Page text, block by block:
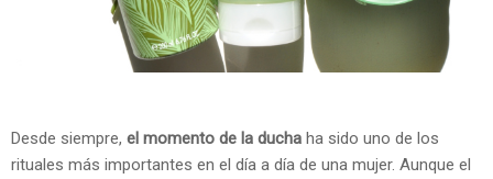
Desde siempre, el momento de la ducha ha sido uno de los
rituales más importantes en el día a día de una mujer. Aunque el